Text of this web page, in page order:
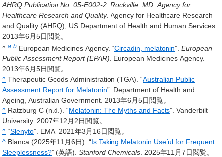
AHRQ Publication No. 05-E002-2. Rockville, MD: Agency for
Healthcare Research and Quality. Agency for Healthcare Research
and Quality (AHRQ), US Department of Health and Human Services.
2013年6月5日閲覧。
^ a b European Medicines Agency. “Circadin, melatonin”. European
Public Assessment Report (EPAR) . European Medicines Agency.
2013年6月5日閲覧。
^ Therapeutic Goods Administration (TGA). “Australian Public
Assessment Report for Melatonin”. Department of Health and
Ageing, Australian Government. 2013年6月5日閲覧。
^ Ratzburg C (n.d.). “Melatonin: The Myths and Facts”. Vanderbilt
University. 2007年12月2日閲覧。
^ “Slenyto”. EMA. 2021年3月16日閲覧。
^ Blanca (2025年11月6日). “Is Taking Melatonin Useful for Frequent
Sleeplessness?” (英語). Stanford Chemicals . 2025年11月7日閲覧。